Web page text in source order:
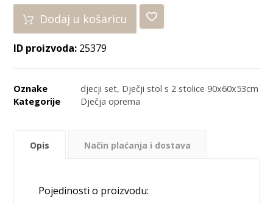
Dodaj u košaricu
ID proizvoda: 25379
Oznake djecji set, Dječji stol s 2 stolice 90x60x53cm
Kategorije
Dječja oprema
Opis Način plaćanja i dostava
Pojedinosti o proizvodu: